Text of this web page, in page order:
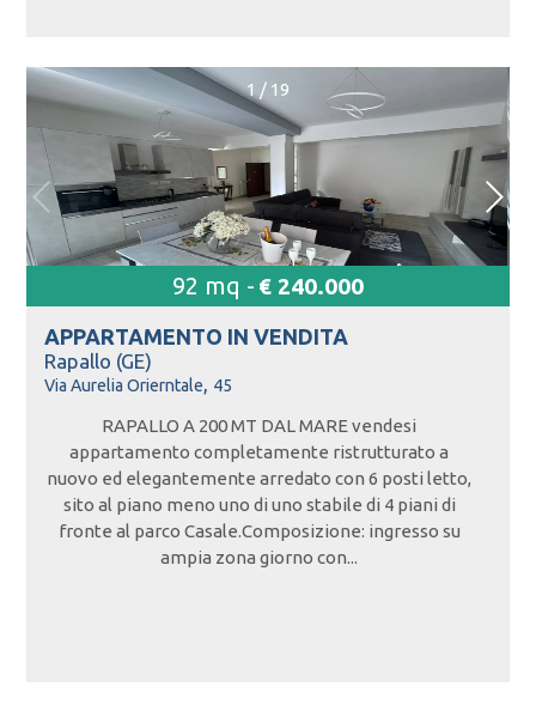
1 / 19
92 mq - € 240.000
APPARTAMENTO IN VENDITA
Rapallo (GE)
Via Aurelia Orierntale, 45
RAPALLO A 200 MT DAL MARE vendesi
appartamento completamente ristrutturato a
nuovo ed elegantemente arredato con 6 posti letto,
sito al piano meno uno di uno stabile di 4 piani di
fronte al parco Casale.Composizione: ingresso su
ampia zona giorno con...